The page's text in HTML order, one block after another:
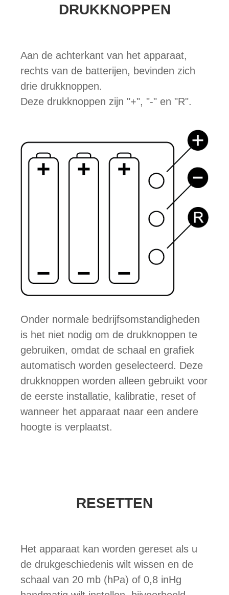
DRUKKNOPPEN
Aan de achterkant van het apparaat,
rechts van de batterijen, bevinden zich
drie drukknoppen.
Deze drukknoppen zijn "+", "-" en "R".
Onder normale bedrijfsomstandigheden
is het niet nodig om de drukknoppen te
gebruiken, omdat de schaal en grafiek
automatisch worden geselecteerd. Deze
drukknoppen worden alleen gebruikt voor
de eerste installatie, kalibratie, reset of
wanneer het apparaat naar een andere
hoogte is verplaatst.
RESETTEN
Het apparaat kan worden gereset als u
de drukgeschiedenis wilt wissen en de
schaal van 20 mb (hPa) of 0,8 inHg